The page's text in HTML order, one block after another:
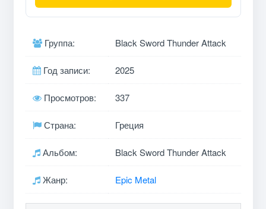
Группа: Black Sword Thunder Attack
Год записи: 2025
Просмотров: 337
Страна: Греция
Альбом: Black Sword Thunder Attack
Жанр: Epic Metal